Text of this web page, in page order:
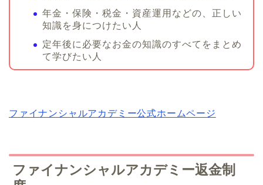
年金・保険・税金・資産運用などの、正しい
知識を身につけたい人
定年後に必要なお金の知識のすべてをまとめ
て学びたい人
ファイナンシャルアカデミー公式ホームページ
ファイナンシャルアカデミー返金制